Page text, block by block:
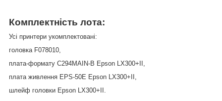
Комплектність лота:
Усі принтери укомплектовані:
головка F078010,
плата-формату C294MAIN-B Epson LX300+II,
плата живлення EPS-50E Epson LX300+II,
шлейф головки Epson LX300+II.